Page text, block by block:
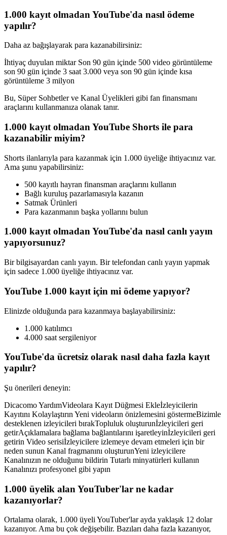
1.000 kayıt olmadan YouTube'da nasıl ödeme
yapılır?
Daha az bağışlayarak para kazanabilirsiniz:
İhtiyaç duyulan miktar Son 90 gün içinde 500 video görüntüleme
son 90 gün içinde 3 saat 3.000 veya son 90 gün içinde kısa
görüntüleme 3 milyon
Bu, Süper Sohbetler ve Kanal Üyelikleri gibi fan finansmanı
araçlarını kullanmanıza olanak tanır.
1.000 kayıt olmadan YouTube Shorts ile para
kazanabilir miyim?
Shorts ilanlarıyla para kazanmak için 1.000 üyeliğe ihtiyacınız var.
Ama şunu yapabilirsiniz:
500 kayıtlı hayran finansman araçlarını kullanın
Bağlı kuruluş pazarlamasıyla kazanın
Satmak Ürünleri
Para kazanmanın başka yollarını bulun
1.000 kayıt olmadan YouTube'da nasıl canlı yayın
yapıyorsunuz?
Bir bilgisayardan canlı yayın. Bir telefondan canlı yayın yapmak
için sadece 1.000 üyeliğe ihtiyacınız var.
YouTube 1.000 kayıt için mi ödeme yapıyor?
Elinizde olduğunda para kazanmaya başlayabilirsiniz:
1.000 katılımcı
4.000 saat sergileniyor
YouTube'da ücretsiz olarak nasıl daha fazla kayıt
yapılır?
Şu önerileri deneyin:
Dicacomo YardımVideolara Kayıt Düğmesi Ekleİzleyicilerin
Kayıtını Kolaylaştırın Yeni videoların önizlemesini göstermeBizimle
desteklenen izleyicileri bırakTopluluk oluşturunİzleyicileri geri
getirAçıklamalara bağlama bağlantılarını işaretleyinİzleyicileri geri
getirin Video serisiİzleyicilere izlemeye devam etmeleri için bir
neden sunun Kanal fragmanını oluşturunYeni izleyicilere
Kanalınızın ne olduğunu bildirin Tutarlı minyatürleri kullanın
Kanalınızı profesyonel gibi yapın
1.000 üyelik alan YouTuber'lar ne kadar
kazanıyorlar?
Ortalama olarak, 1.000 üyeli YouTuber'lar ayda yaklaşık 12 dolar
kazanıyor. Ama bu çok değişebilir. Bazıları daha fazla kazanıyor,